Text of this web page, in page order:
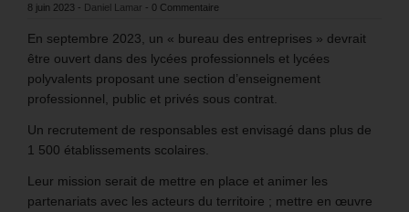
8 juin 2023 - Daniel Lamar - 0 Commentaire
En septembre 2023, un « bureau des entreprises » devrait
être ouvert dans des lycées professionnels et lycées
polyvalents proposant une section d’enseignement
professionnel, public et privés sous contrat.
Un recrutement de responsables est envisagé dans plus de
1 500 établissements scolaires.
Leur mission serait de mettre en place et animer les
partenariats avec les acteurs du territoire ; mettre en œuvre